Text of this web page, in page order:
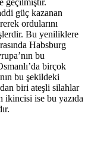
güç kazanan
ordularını
Bu yeniliklere
Habsburg
bu
birçok
bu şekildeki
biri ateşli silahlar
ise bu yazıda